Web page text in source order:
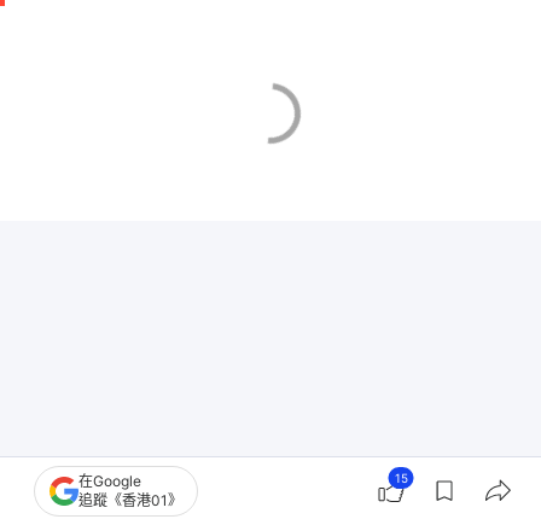
在Google
追蹤《香港01》
15